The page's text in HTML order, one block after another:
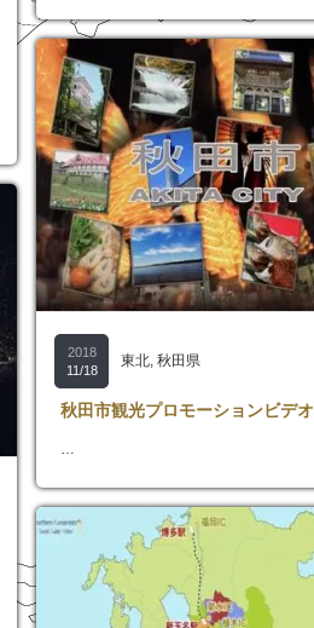
2018
11/18
東北, 秋田県
秋田市観光プロモーションビデオ
…